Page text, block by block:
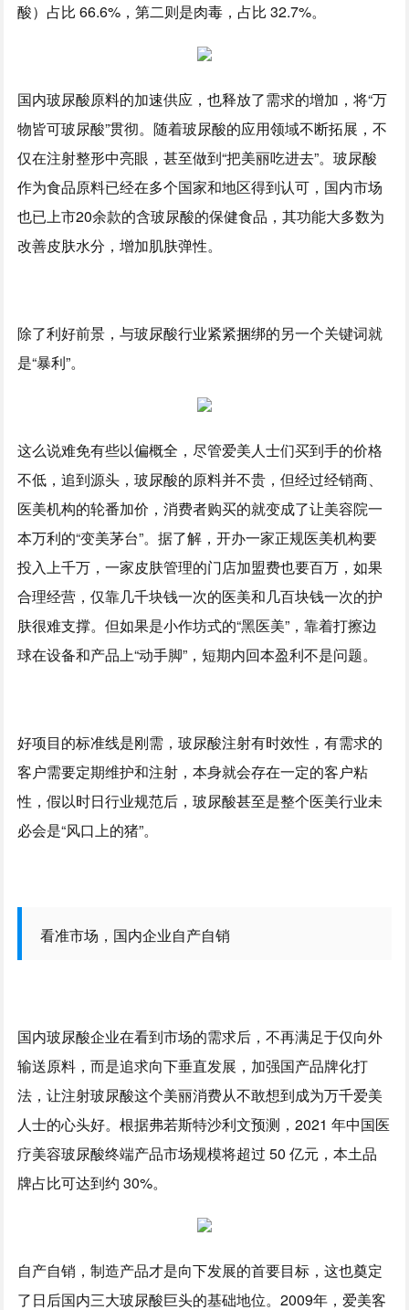
酸）占比 66.6%，第二则是肉毒，占比 32.7%。
国内玻尿酸原料的加速供应，也释放了需求的增加，将“万
物皆可玻尿酸”贯彻。随着玻尿酸的应用领域不断拓展，不
仅在注射整形中亮眼，甚至做到“把美丽吃进去”。玻尿酸
作为食品原料已经在多个国家和地区得到认可，国内市场
也已上市20余款的含玻尿酸的保健食品，其功能大多数为
改善皮肤水分，增加肌肤弹性。
除了利好前景，与玻尿酸行业紧紧捆绑的另一个关键词就
是“暴利”。
这么说难免有些以偏概全，尽管爱美人士们买到手的价格
不低，追到源头，玻尿酸的原料并不贵，但经过经销商、
医美机构的轮番加价，消费者购买的就变成了让美容院一
本万利的“变美茅台”。据了解，开办一家正规医美机构要
投入上千万，一家皮肤管理的门店加盟费也要百万，如果
合理经营，仅靠几千块钱一次的医美和几百块钱一次的护
肤很难支撑。但如果是小作坊式的“黑医美”，靠着打擦边
球在设备和产品上“动手脚”，短期内回本盈利不是问题。
好项目的标准线是刚需，玻尿酸注射有时效性，有需求的
客户需要定期维护和注射，本身就会存在一定的客户粘
性，假以时日行业规范后，玻尿酸甚至是整个医美行业未
必会是“风口上的猪”。
看准市场，国内企业自产自销
国内玻尿酸企业在看到市场的需求后，不再满足于仅向外
输送原料，而是追求向下垂直发展，加强国产品牌化打
法，让注射玻尿酸这个美丽消费从不敢想到成为万千爱美
人士的心头好。根据弗若斯特沙利文预测，2021 年中国医
疗美容玻尿酸终端产品市场规模将超过 50 亿元，本土品
牌占比可达到约 30%。
自产自销，制造产品才是向下发展的首要目标，这也奠定
了日后国内三大玻尿酸巨头的基础地位。2009年，爱美客